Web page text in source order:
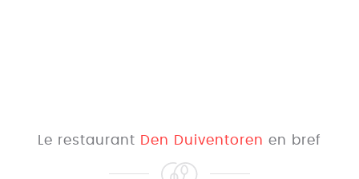
Le restaurant Den Duiventoren en bref